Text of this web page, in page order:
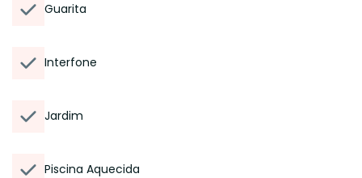
Guarita
Interfone
Jardim
Piscina Aquecida